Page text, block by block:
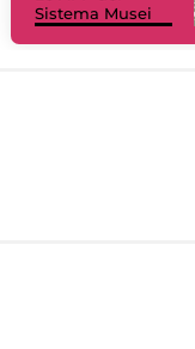
Sistema Musei